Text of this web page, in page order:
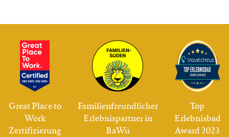
Great Place to
Work
Zertifizierung
Familienfreundlicher
Erlebnispartner in
BaWü
Top
Erlebnisbad
Award 2023